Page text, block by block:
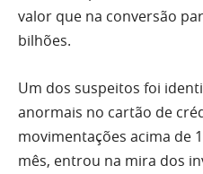
valor que na conversão
bilhões.
Um dos suspeitos foi
anormais no cartão de
movimentações acima de
mês, entrou na mira dos